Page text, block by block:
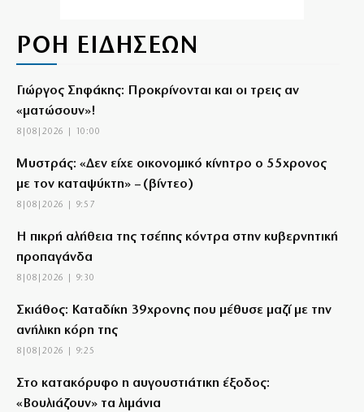
ΡΟΗ ΕΙΔΗΣΕΩΝ
Γιώργος Σηφάκης: Προκρίνονται και οι τρεις αν
«ματώσουν»!
8|08|2026 | 10:00
Μυστράς: «Δεν είχε οικονομικό κίνητρο ο 55χρονος
με τον καταψύκτη» – (βίντεο)
8|08|2026 | 9:57
Η πικρή αλήθεια της τσέπης κόντρα στην κυβερνητική
προπαγάνδα
8|08|2026 | 9:30
Σκιάθος: Καταδίκη 39χρονης που μέθυσε μαζί με την
ανήλικη κόρη της
8|08|2026 | 9:25
Στο κατακόρυφο η αυγουστιάτικη έξοδος:
«Βουλιάζουν» τα λιμάνια